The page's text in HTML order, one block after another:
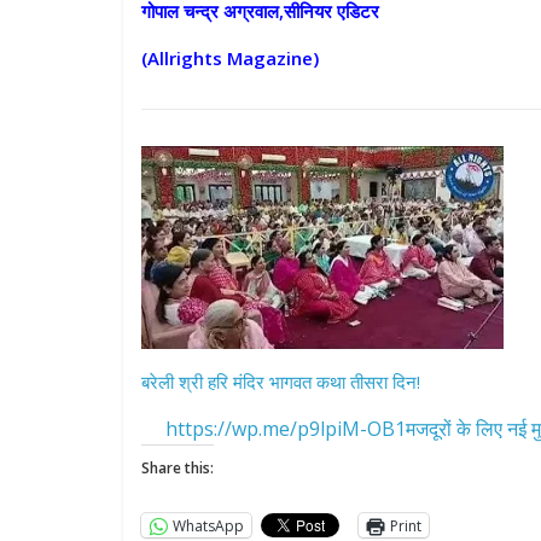
गोपाल चन्द्र अग्रवाल,सीनियर एडिटर
(Allrights Magazine)
बरेली श्री हरि मंदिर भागवत कथा तीसरा दिन!
https://wp.me/p9lpiM-OB1मजदूरों के लिए नई
Share this:
WhatsApp Print